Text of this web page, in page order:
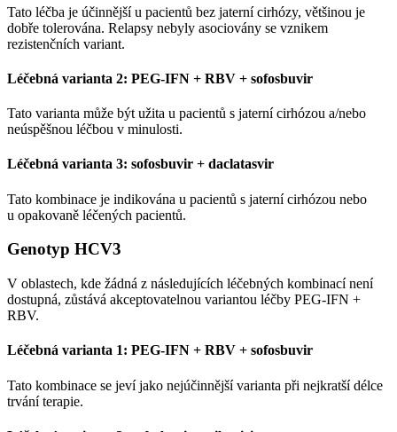
Tato léčba je účinnější u pacientů bez jaterní cirhózy, většinou je
dobře tolerována. Relapsy nebyly asociovány se vznikem
rezistenčních variant.
Léčebná varianta 2: PEG-IFN + RBV + sofosbuvir
Tato varianta může být užita u pacientů s jaterní cirhózou a/nebo
neúspěšnou léčbou v minulosti.
Léčebná varianta 3: sofosbuvir + daclatasvir
Tato kombinace je indikována u pacientů s jaterní cirhózou nebo
u opakovaně léčených pacientů.
Genotyp HCV3
V oblastech, kde žádná z následujících léčebných kombinací není
dostupná, zůstává akceptovatelnou variantou léčby PEG-IFN +
RBV.
Léčebná varianta 1: PEG-IFN + RBV + sofosbuvir
Tato kombinace se jeví jako nejúčinnější varianta při nejkratší délce
trvání terapie.